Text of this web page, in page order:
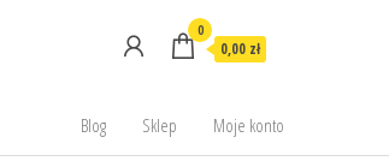
0
0,00 zł
Blog Sklep Moje konto